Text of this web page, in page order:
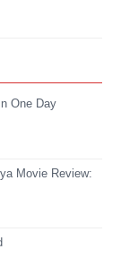
One Day
Movie Review: